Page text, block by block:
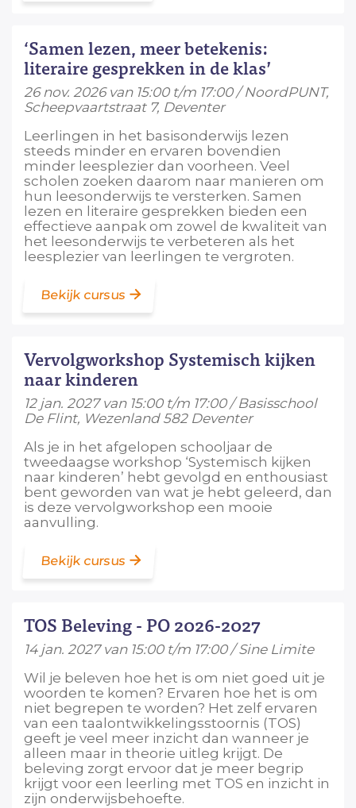
‘Samen lezen, meer betekenis:
literaire gesprekken in de klas’
26 nov. 2026 van 15:00 t/m 17:00 / NoordPUNT,
Scheepvaartstraat 7, Deventer
Leerlingen in het basisonderwijs lezen
steeds minder en ervaren bovendien
minder leesplezier dan voorheen. Veel
scholen zoeken daarom naar manieren om
hun leesonderwijs te versterken. Samen
lezen en literaire gesprekken bieden een
effectieve aanpak om zowel de kwaliteit van
het leesonderwijs te verbeteren als het
leesplezier van leerlingen te vergroten.
Bekijk cursus
Vervolgworkshop Systemisch kijken
naar kinderen
12 jan. 2027 van 15:00 t/m 17:00 / Basisschool
De Flint, Wezenland 582 Deventer
Als je in het afgelopen schooljaar de
tweedaagse workshop ‘Systemisch kijken
naar kinderen’ hebt gevolgd en enthousiast
bent geworden van wat je hebt geleerd, dan
is deze vervolgworkshop een mooie
aanvulling.
Bekijk cursus
TOS Beleving - PO 2026-2027
14 jan. 2027 van 15:00 t/m 17:00 / Sine Limite
Wil je beleven hoe het is om niet goed uit je
woorden te komen? Ervaren hoe het is om
niet begrepen te worden? Het zelf ervaren
van een taalontwikkelingsstoornis (TOS)
geeft je veel meer inzicht dan wanneer je
alleen maar in theorie uitleg krijgt. De
beleving zorgt ervoor dat je meer begrip
krijgt voor een leerling met TOS en inzicht in
zijn onderwijsbehoefte.